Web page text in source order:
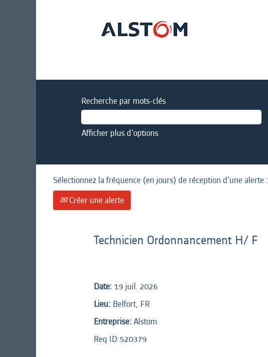
Recherche par mots-clés
Afficher plus d’options
Sélectionnez la fréquence (en jours) de réception d’une alerte :
Créer une alerte
Technicien Ordonnancement H/ F
Date: 19 juil. 2026
Lieu: Belfort, FR
Entreprise: Alstom
Req ID:520379